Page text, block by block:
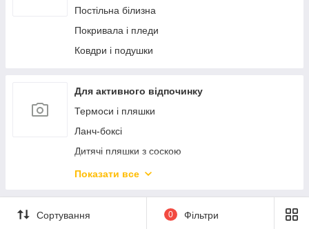
Дозатори і мильниці
Аксесуари для ванної кімнати
Новорічний декор та прикраси
Попільнички
Скриньки і шкатулки
Постільна білизна
Покривала і пледи
Ковдри і подушки
Для активного відпочинку
Термоси і пляшки
Ланч-боксі
Дитячі пляшки з соскою
Посуд багаторазовий пластиковий
Показати все
Сортування 0 Фільтри